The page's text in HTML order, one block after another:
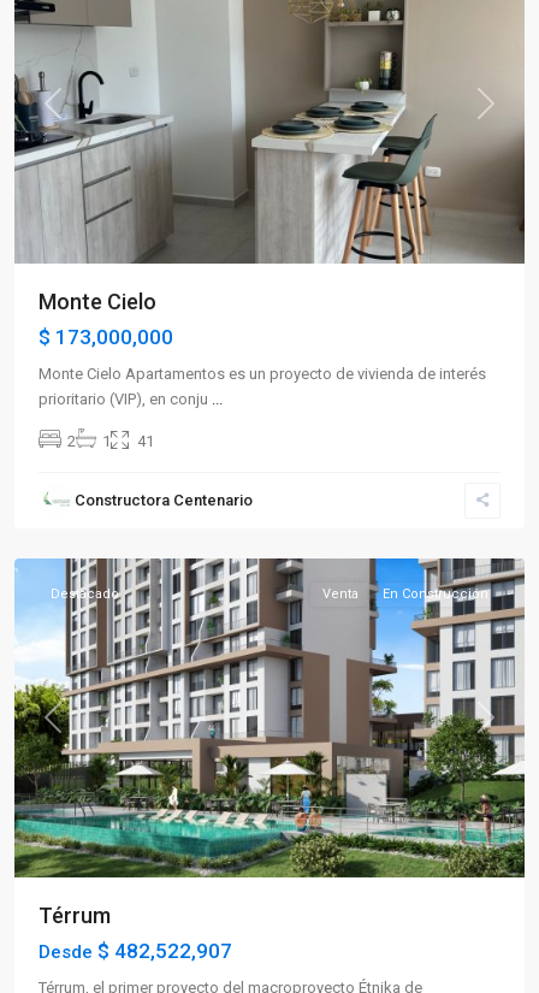
Previous Next
Monte Cielo
$ 173,000,000
Monte Cielo Apartamentos es un proyecto de vivienda de interés
prioritario (VIP), en conju
2 1 41
Constructora Centenario
Norte,
Previous Next
Destacado Venta En Construcción
Térrum
Desde $ 482,522,907
Térrum, el primer proyecto del macroproyecto Étnika de